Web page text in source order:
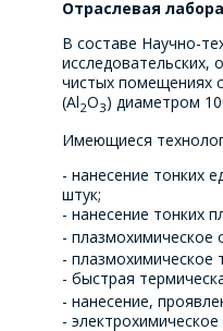
Отраслевая
В составе Научно-
исследовательских,
чистых помещениях
(Al2O3) диаметром
Имеющиеся
- нанесение тонких
штук;
- нанесение тонких
- плазмохимическое
- плазмохимическое
- быстрая
- нанесение,
-